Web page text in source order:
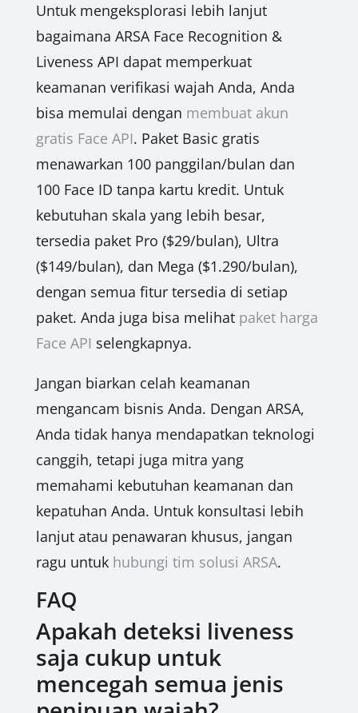
Untuk mengeksplorasi lebih lanjut
bagaimana ARSA Face Recognition &
Liveness API dapat memperkuat
keamanan verifikasi wajah Anda, Anda
bisa memulai dengan membuat akun
gratis Face API. Paket Basic gratis
menawarkan 100 panggilan/bulan dan
100 Face ID tanpa kartu kredit. Untuk
kebutuhan skala yang lebih besar,
tersedia paket Pro ($29/bulan), Ultra
($149/bulan), dan Mega ($1.290/bulan),
dengan semua fitur tersedia di setiap
paket. Anda juga bisa melihat paket harga
Face API selengkapnya.
Jangan biarkan celah keamanan
mengancam bisnis Anda. Dengan ARSA,
Anda tidak hanya mendapatkan teknologi
canggih, tetapi juga mitra yang
memahami kebutuhan keamanan dan
kepatuhan Anda. Untuk konsultasi lebih
lanjut atau penawaran khusus, jangan
ragu untuk hubungi tim solusi ARSA.
FAQ
Apakah deteksi liveness
saja cukup untuk
mencegah semua jenis